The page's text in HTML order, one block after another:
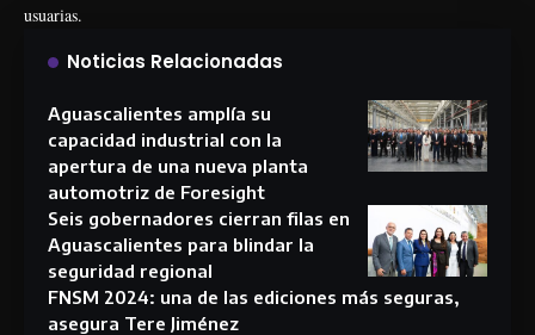
usuarias.
Noticias Relacionadas
Aguascalientes amplía su
capacidad industrial con la
apertura de una nueva planta
automotriz de Foresight
Seis gobernadores cierran filas en
Aguascalientes para blindar la
seguridad regional
FNSM 2024: una de las ediciones más seguras,
asegura Tere Jiménez